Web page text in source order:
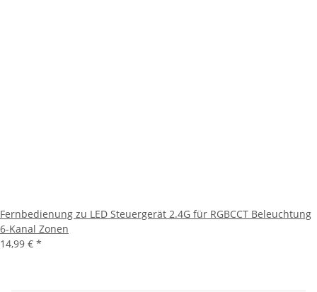
Fernbedienung zu LED Steuergerät 2.4G für RGBCCT Beleuchtung
6-Kanal Zonen
14,99 € *